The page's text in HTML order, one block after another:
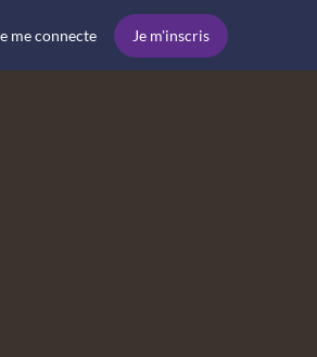
me connecte Je m'inscris